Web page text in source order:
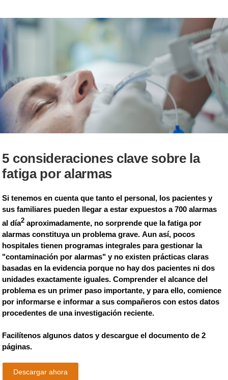
5 consideraciones clave sobre la
fatiga por alarmas
Si tenemos en cuenta que tanto el personal, los pacientes y
sus familiares pueden llegar a estar expuestos a 700 alarmas
al día2 aproximadamente, no sorprende que la fatiga por
alarmas constituya un problema grave. Aun así, pocos
hospitales tienen programas integrales para gestionar la
"contaminación por alarmas" y no existen prácticas claras
basadas en la evidencia porque no hay dos pacientes ni dos
unidades exactamente iguales. Comprender el alcance del
problema es un primer paso importante, y para ello, comience
por informarse e informar a sus compañeros con estos datos
procedentes de una investigación reciente.
Facilítenos algunos datos y descargue el documento de 2
páginas.
Descargar ahora